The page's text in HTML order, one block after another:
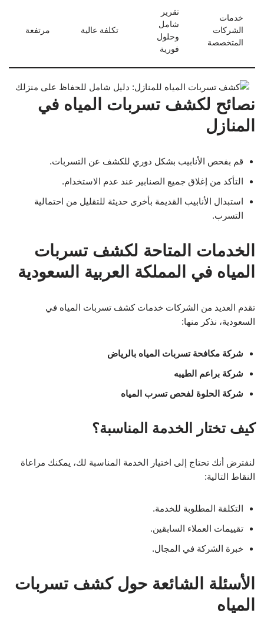
خدمات
الشركات
المتخصصة
تقرير
شامل
وحلول
فورية
تكلفة عالية مرتفعة
نصائح لكشف تسربات المياه في
المنازل
قم بفحص الأنابيب بشكل دوري للكشف عن التسربات.
التأكد من إغلاق جميع الصنابير عند عدم الاستخدام.
استبدال الأنابيب القديمة بأخرى حديثة للتقليل من احتمالية
التسرب.
الخدمات المتاحة لكشف تسربات
المياه في المملكة العربية السعودية
تقدم العديد من الشركات خدمات كشف تسربات المياه في
السعودية، نذكر منها:
شركة مكافحة تسربات المياه بالرياض
شركة براعم الطيبه
شركة الحلوة لفحص تسرب المياه
كيف تختار الخدمة المناسبة؟
لنفترض أنك تحتاج إلى اختيار الخدمة المناسبة لك، يمكنك مراعاة
النقاط التالية:
التكلفة المطلوبة للخدمة.
تقييمات العملاء السابقين.
خبرة الشركة في المجال.
الأسئلة الشائعة حول كشف تسربات
المياه